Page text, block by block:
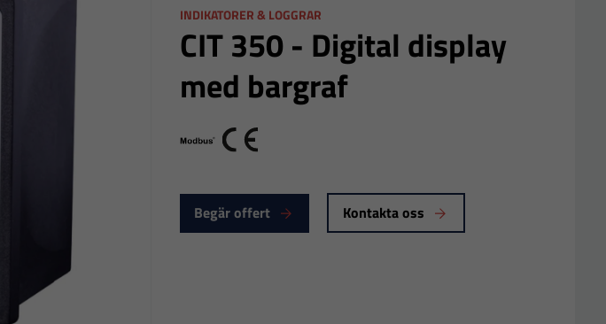
INDIKATORER & LOGGRAR
CIT 350 - Digital display
med bargraf
ModbusCE
Begär offert Kontakta oss